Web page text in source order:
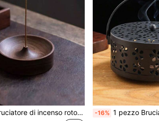
1 pezzo Bruciatore di incenso rotondo in legno di noce nero fatto a mano - Design con texture naturale, senza elettricità richiesta, decorazione per la casa, uso per meditazione e cerimonia del tè - Regalo per Ognissanti, Natale, Pasqua, Ringraziamento, decorazione spirituale, scelta ideale per gli appassionati di salute -16% 1 pezzo Bruciatore vintage in metallo per spirale antizanzare, supporto per spirale,